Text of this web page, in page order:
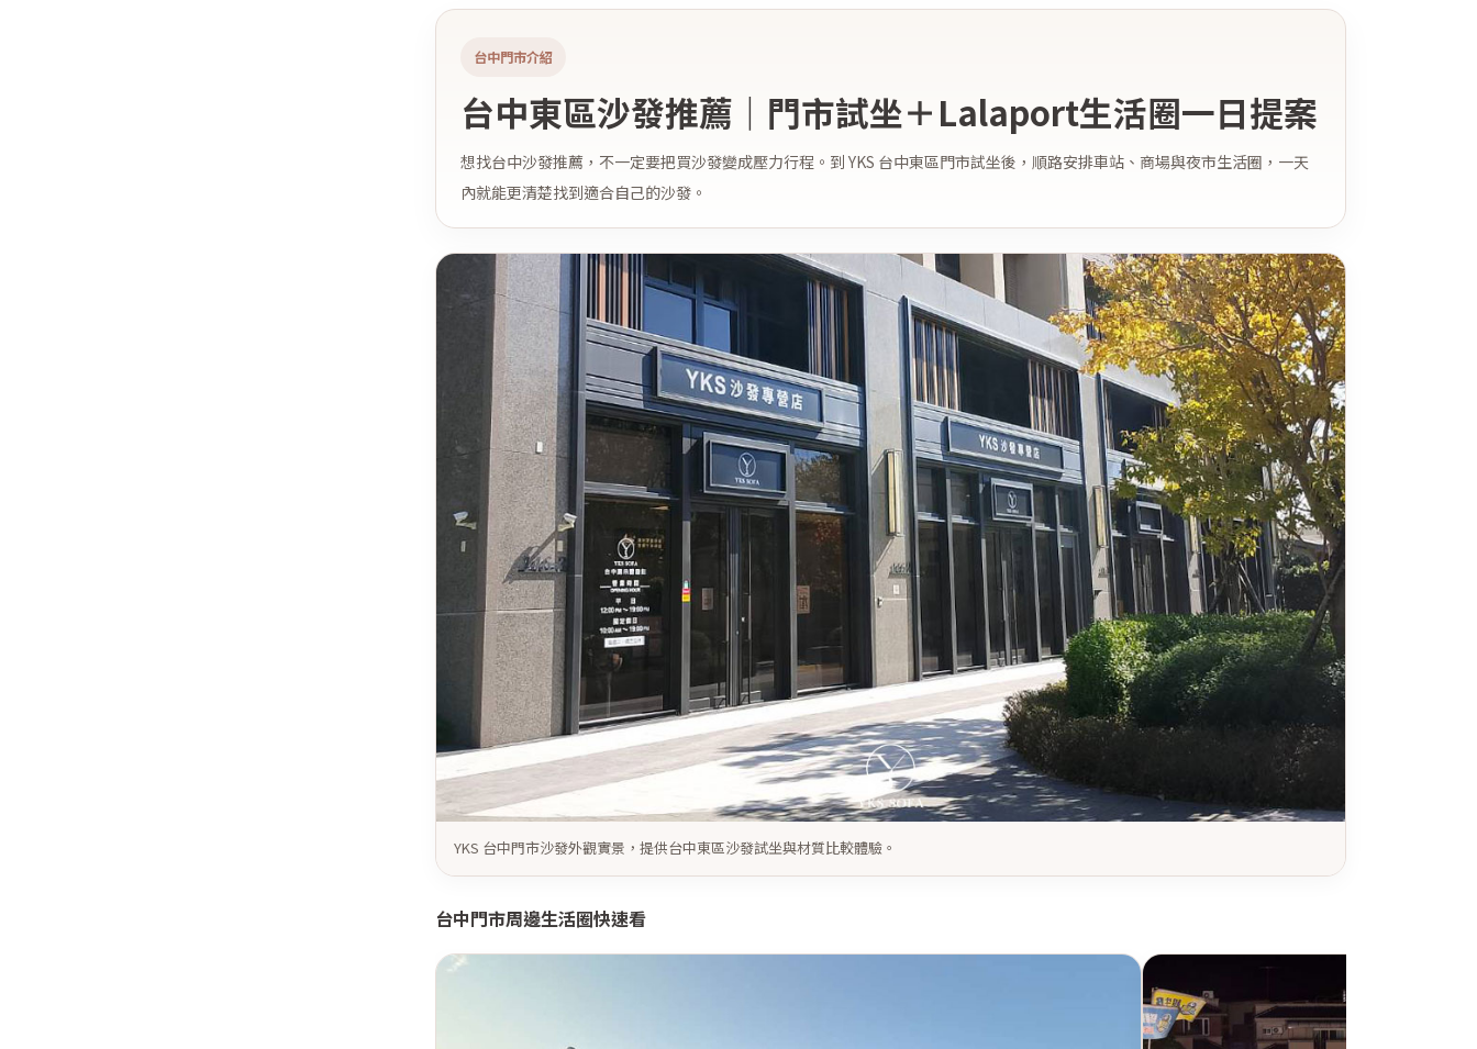
台中門市介紹
台中東區沙發推薦｜門市試坐＋Lalaport生活圈一日提案
想找台中沙發推薦，不一定要把買沙發變成壓力行程。到 YKS 台中東區門市試坐後，順路安排車站、商場與夜市生活圈，一天
內就能更清楚找到適合自己的沙發。
YKS 台中門市沙發外觀實景，提供台中東區沙發試坐與材質比較體驗。
台中門市周邊生活圈快速看